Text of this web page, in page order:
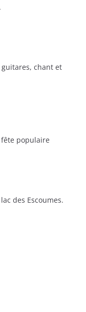
chant et
populaire
des Escoumes.